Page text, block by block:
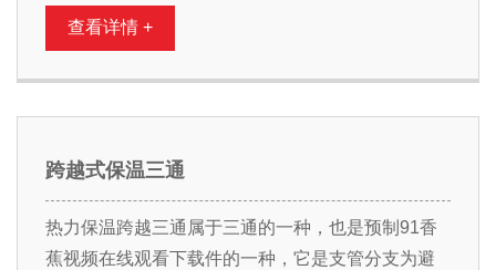
查看详情 +
跨越式保温三通
热力保温跨越三通属于三通的一种，也是预制91香
蕉视频在线观看下载件的一种，它是支管分支为避